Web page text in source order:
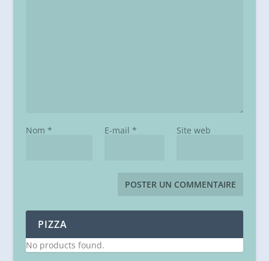
Nom * E-mail * Site web
PIZZA
No products found.